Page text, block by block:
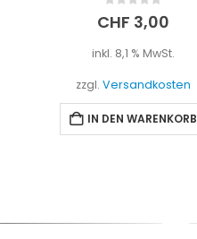
out of 5
CHF 3,00
inkl. 8,1 % MwSt.
zzgl. Versandkosten
IN DEN WARENKORB